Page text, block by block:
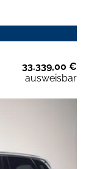
33.339,00 €
ausweisbar